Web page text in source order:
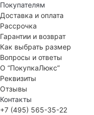
Покупателям
Доставка и оплата
Рассрочка
Гарантии и возврат
Как выбрать размер
Вопросы и ответы
О “ПокупкаЛюкс”
Реквизиты
Отзывы
Контакты
+7 (495) 565-35-22